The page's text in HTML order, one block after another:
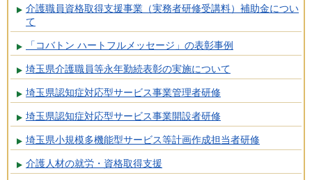
介護職員資格取得支援事業（実務者研修受講料）補助金につい
て
「コバトン ハートフルメッセージ」の表彰事例
埼玉県介護職員等永年勤続表彰の実施について
埼玉県認知症対応型サービス事業管理者研修
埼玉県認知症対応型サービス事業開設者研修
埼玉県小規模多機能型サービス等計画作成担当者研修
介護人材の就労・資格取得支援